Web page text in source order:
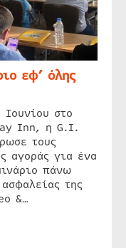
εφ’ όλης
στο
Inn, η G.I.
τους
αγοράς για ένα
πάνω
της
&…